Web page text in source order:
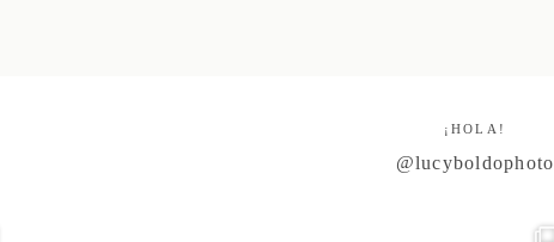
¡HOLA!
@lucyboldophoto